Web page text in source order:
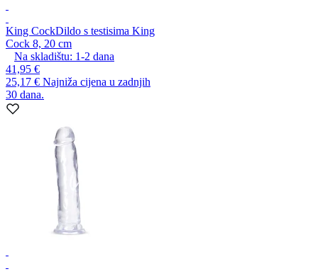
King CockDildo s testisima King
Cock 8, 20 cm
Na skladištu: 1-2 dana
41,95 €
25,17 € Najniža cijena u zadnjih
30 dana.